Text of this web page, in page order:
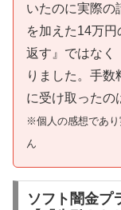
いたのに実際の
を加えた14万
返す』ではなく
りました。手数
に受け取ったの
※個人の感想であ
ん
ソフト闇金プ